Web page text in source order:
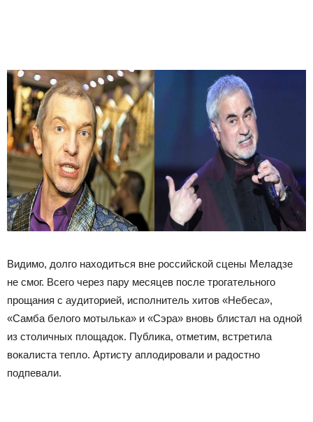
Видимо, долго находиться вне российской сцены Меладзе
не смог. Всего через пару месяцев после трогательного
прощания с аудиторией, исполнитель хитов «Небеса»,
«Самба белого мотылька» и «Сэра» вновь блистал на одной
из столичных площадок. Публика, отметим, встретила
вокалиста тепло. Артисту аплодировали и радостно
подпевали.